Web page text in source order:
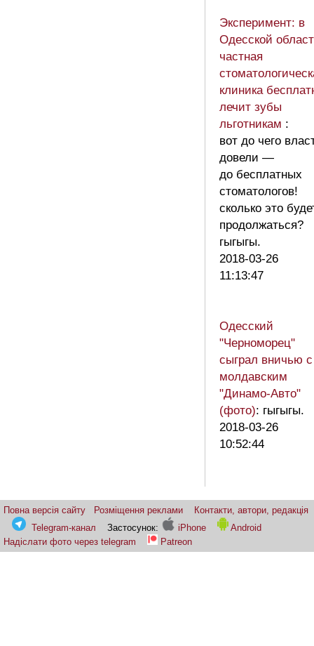
Эксперимент: в
Одесской
частная
клиника
лечит зубы
льготникам :
вот до чего
довели —
до бесплатных
стоматологов!
сколько это
продолжаться?
гыгыгы.
2018-03-26
11:13:47
Одесский
"Черноморец"
сыграл вничью с
молдавским
"Динамо-Авто"
(фото): гыгыгы.
2018-03-26
10:52:44
Повна версія сайту Розміщення реклами
Контакти, автори, редакція
Telegram-канал
Застосунок: iPhone
Android
Надіслати фото через telegram
Patreon